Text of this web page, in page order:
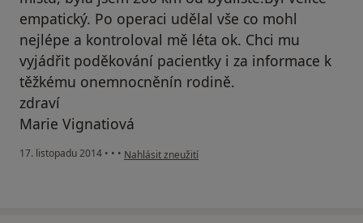
empatický. Po operaci udělal vše co mohl
nejlépe a kontroloval mě léta ok. Chci mu
vyjádřit poděkování pacientky i za informace k
těžkému onemnocněnín rodině.
zdraví
Marie Vignatiová
17. listopadu 2014 • • • podle názoru uživatele PhDr. Marie Vignatiová
Nahlásit zneužití